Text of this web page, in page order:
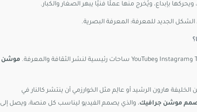
ويحركها بإبداع، ويُخرج منها عملًا فنيًا يبهر الصغار والكبار.
الشكل الجديد للمعرفة: المعرفة البصرية.
موشن
هارون الرشيد أو عالِم مثل الخوارزمي أن ينتشر كالنار في
موشن جرافيك، والذي يصمم الفيديو ليناسب كل منصة، ويصل إلى